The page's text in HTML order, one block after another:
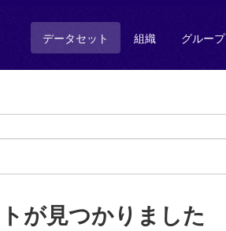
データセット 組織 グループ
が見つかりました